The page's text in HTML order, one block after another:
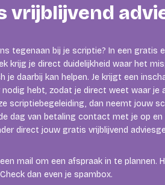
vrijblijvend
tegenaan bij je scriptie? In een gratis
krijg je direct duidelijkheid waar het
je daarbij kan helpen. Je krijgt een
nodig hebt, zodat je direct weet waar je
scriptiebegeleiding, dan neemt jouw
dag van betaling contact met je op en
direct jouw gratis vrijblijvend
mail om een afspraak in te plannen.
dan even je spambox.